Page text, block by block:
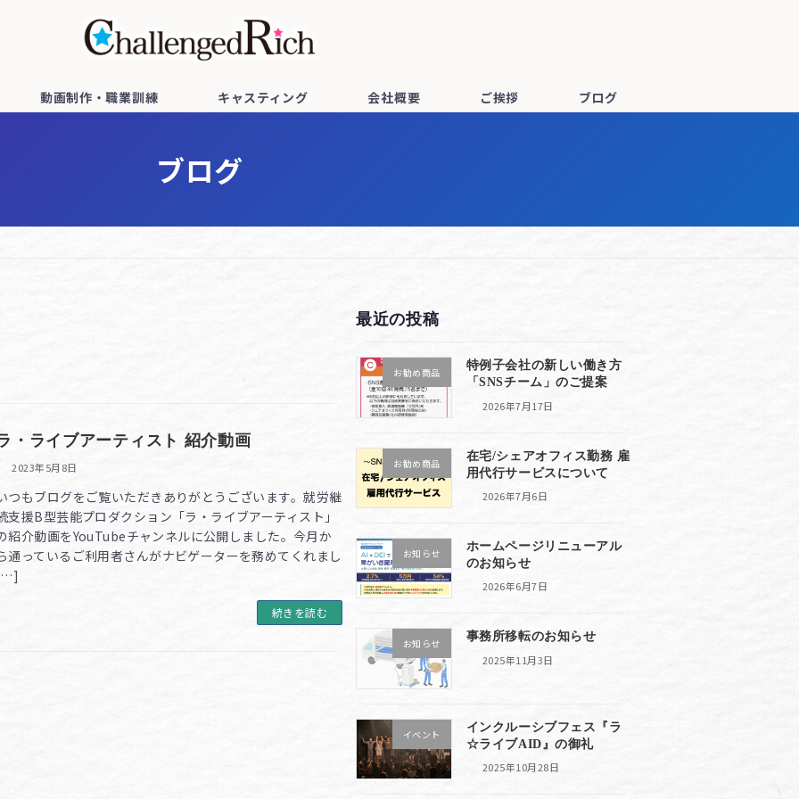
動画制作・職業訓練 キャスティング 会社概要 ご挨拶 ブログ
ブログ
・ライブアーティスト 紹介動画
2023年5月8日
つもブログをご覧いただきありがとうございます。就労継
支援B型芸能プロダクション「ラ・ライブアーティスト」
紹介動画をYouTubeチャンネルに公開しました。今月か
通っているご利用者さんがナビゲーターを務めてくれまし
続きを読む
最近の投稿
お勧め商品
特例子会社の新しい働き方
「SNSチーム」のご提案
2026年7月17日
お勧め商品
在宅/シェアオフィス勤務 雇
用代行サービスについて
2026年7月6日
お知らせ
ホームページリニューアル
のお知らせ
2026年6月7日
お知らせ
事務所移転のお知らせ
2025年11月3日
イベント
インクルーシブフェス『ラ
☆ライブAID』の御礼
2025年10月28日